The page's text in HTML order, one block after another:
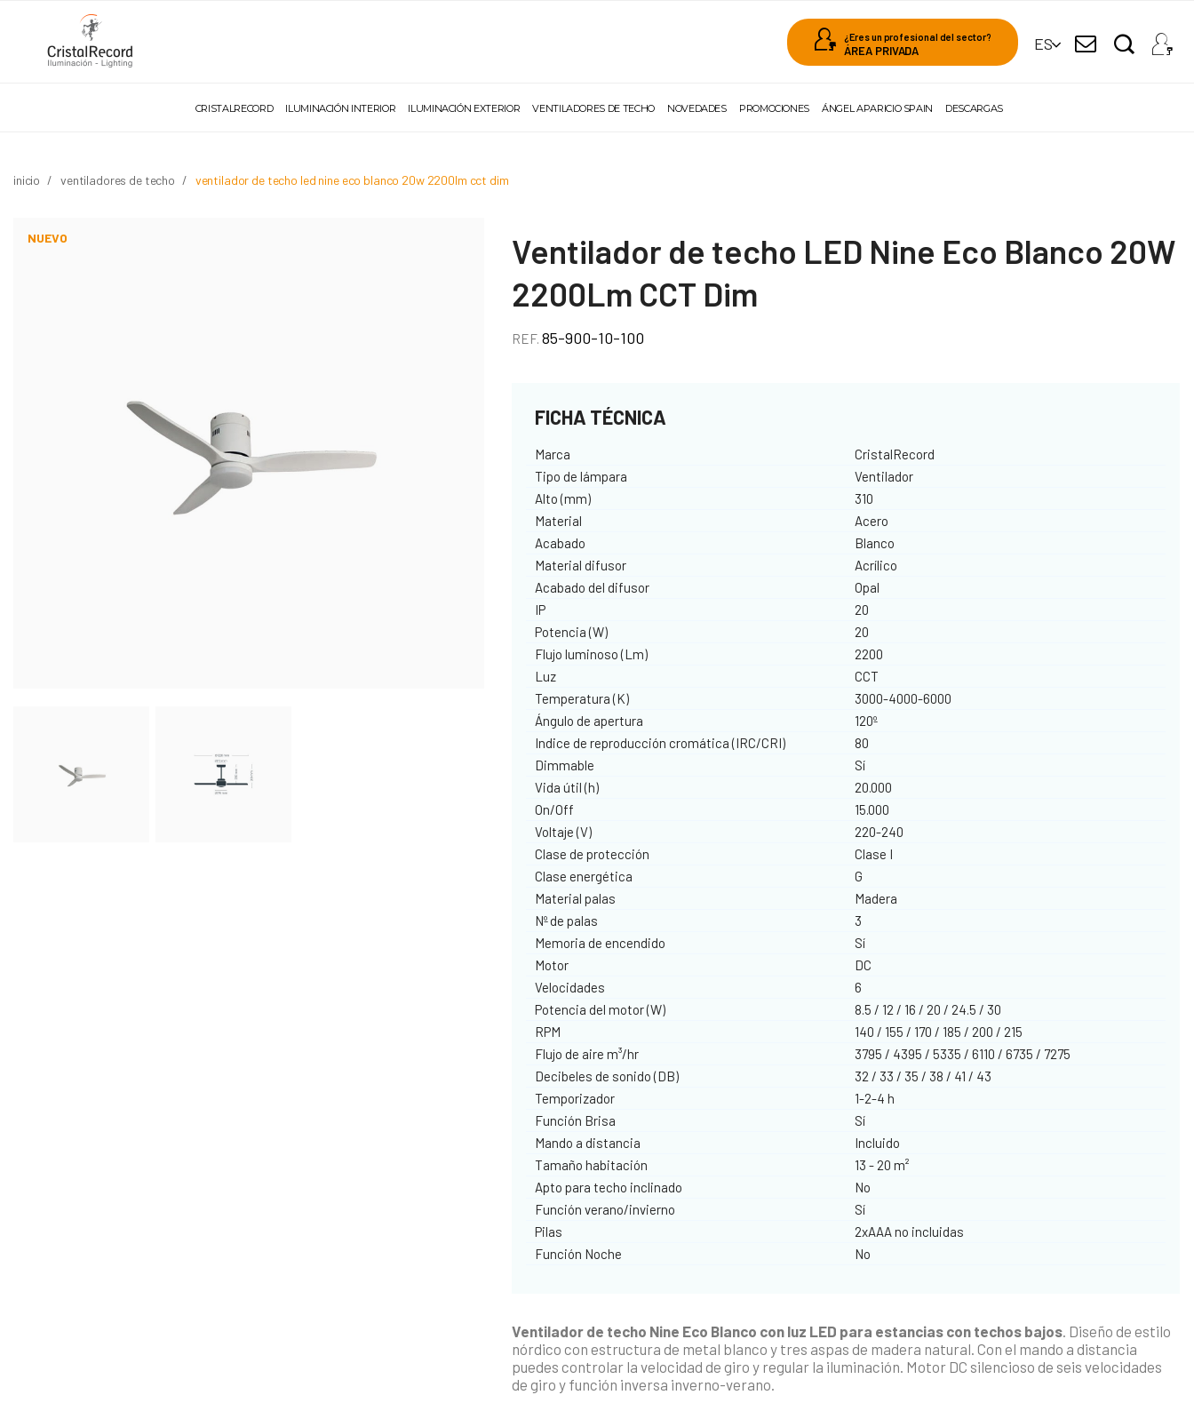
¿Eres un profesional del sector?
ÁREA PRIVADA ES
CRISTALRECORD ILUMINACIÓN INTERIOR ILUMINACIÓN EXTERIOR VENTILADORES DE TECHO NOVEDADES PROMOCIONES ÁNGEL APARICIO SPAIN DESCARGAS
inicio ventiladores de techo ventilador de techo led nine eco blanco 20w 2200lm cct dim
NUEVO
Ventilador de techo LED Nine Eco Blanco 20W
2200Lm CCT Dim
REF.85-900-10-100
FICHA TÉCNICA
Marca
CristalRecord
Tipo de lámpara
Ventilador
Alto (mm)
310
Material
Acero
Acabado
Blanco
Material difusor
Acrílico
Acabado del difusor
Opal
IP
20
Potencia (W)
20
Flujo luminoso (Lm)
2200
Luz
CCT
Temperatura (K)
3000-4000-6000
Ángulo de apertura
120º
Indice de reproducción cromática (IRC/CRI)
80
Dimmable
Sí
Vida útil (h)
20.000
On/Off
15.000
Voltaje (V)
220-240
Clase de protección
Clase I
Clase energética
G
Material palas
Madera
Nº de palas
3
Memoria de encendido
Sí
Motor
DC
Velocidades
6
Potencia del motor (W)
8.5 / 12 / 16 / 20 / 24.5 / 30
RPM
140 / 155 / 170 / 185 / 200 / 215
Flujo de aire m³/hr
3795 / 4395 / 5335 / 6110 / 6735 / 7275
Decibeles de sonido (DB)
32 / 33 / 35 / 38 / 41 / 43
Temporizador
1-2-4 h
Función Brisa
Sí
Mando a distancia
Incluido
Tamaño habitación
13 - 20 m²
Apto para techo inclinado
No
Función verano/invierno
Sí
Pilas
2xAAA no incluidas
Función Noche
No
Ventilador de techo Nine Eco Blanco con luz LED para estancias con techos bajos . Diseño de estilo
nórdico con estructura de metal blanco y tres aspas de madera natural. Con el mando a distancia
puedes controlar la velocidad de giro y regular la iluminación. Motor DC silencioso de seis velocidades
de giro y función inversa inverno-verano.